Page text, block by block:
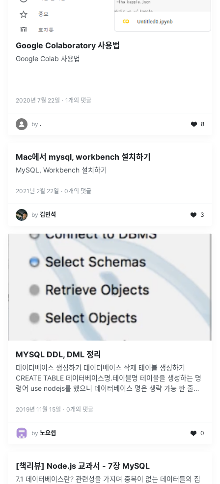
Google Colaboratory 사용법
Google Colab 사용법
2020년 7월 22일 · 1 개의 댓글
by . 8
Mac에서 mysql, workbench 설치하기
MySQL, Workbench 설치하기
2021년 2월 22일 · 0개의 댓글
by 김민석 3
MYSQL DDL, DML 정리
데이터베이스 생성하기 데이터베이스 삭제 테이블 생성하기
CREATE TABLE 데이터베이스명.테이블명 테이블을 생성하는 명
령어 use nodejs를 했으니 데이터베이스 명은 생략 가능 한 줄에
지...
2019년 11월 15일 · 0개의 댓글
by 노요셉 0
[책리뷰] Node.js 교과서 - 7장 MySQL
7.1 데이터베이스란? 관련성을 가지며 중복이 없는 데이터들의 집